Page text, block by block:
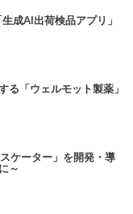
成AI出荷検品アプリ」
る「ウェルモット製薬」
ケーター」を開発・導
～